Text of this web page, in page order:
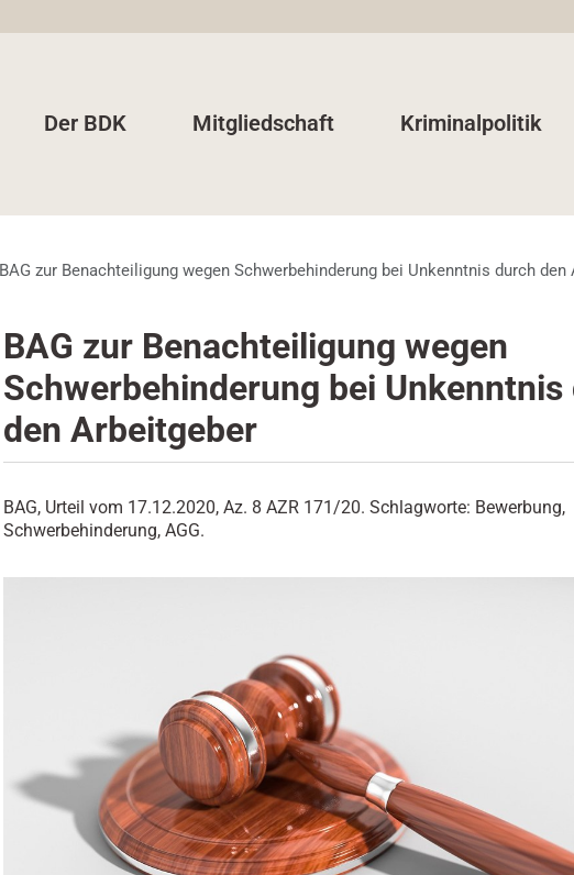
Der BDK Mitgliedschaft Kriminalpolitik
BAG zur Benachteiligung wegen Schwerbehinderung bei Unkenntnis durch den
BAG zur Benachteiligung wegen
Schwerbehinderung bei Unkenntnis
den Arbeitgeber
BAG, Urteil vom 17.12.2020, Az. 8 AZR 171/20. Schlagworte: Bewerbung,
Schwerbehinderung, AGG.